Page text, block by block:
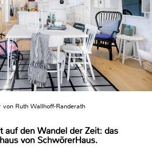
von Ruth Wallhoff-Randerath
auf den Wandel der Zeit: das
von SchwörerHaus.